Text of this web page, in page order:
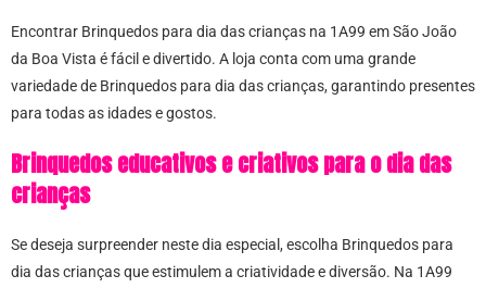
Encontrar Brinquedos para dia das crianças na 1A99 em São João
da Boa Vista é fácil e divertido. A loja conta com uma grande
variedade de Brinquedos para dia das crianças, garantindo presentes
para todas as idades e gostos.
Brinquedos educativos e criativos para o dia das
crianças
Se deseja surpreender neste dia especial, escolha Brinquedos para
dia das crianças que estimulem a criatividade e diversão. Na 1A99